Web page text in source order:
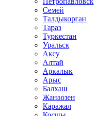
Семей
Талдыкорган
Тараз
Туркестан
Уральск
Аксу
Алтай
Аркалык
Арыс
Балхаш
Жанаозен
Каражал